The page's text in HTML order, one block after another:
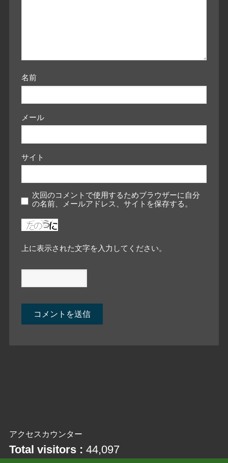
名前
メール
サイト
次回のコメントで使用するためブラウザーに自分
の名前、メールアドレス、サイトを保存する。
上に表示された文字を入力してください。
アクセスカウンター
Total visitors : 44,097